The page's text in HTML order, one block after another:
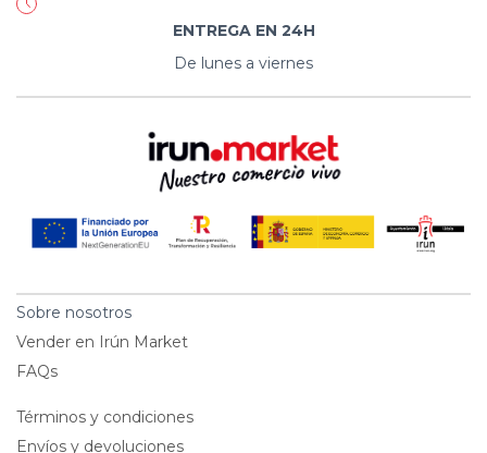
ENTREGA EN 24H
De lunes a viernes
Sobre nosotros
Vender en Irún Market
FAQs
Términos y condiciones
Envíos y devoluciones